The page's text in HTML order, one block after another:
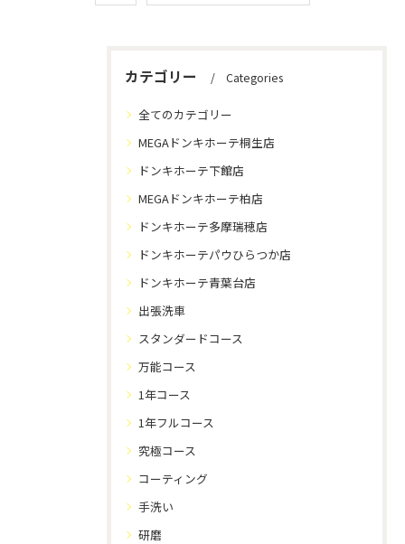
カテゴリー Categories
全てのカテゴリー
MEGAドンキホーテ桐生店
ドンキホーテ下館店
MEGAドンキホーテ柏店
ドンキホーテ多摩瑞穂店
ドンキホーテパウひらつか店
ドンキホーテ青葉台店
出張洗車
スタンダードコース
万能コース
1年コース
1年フルコース
究極コース
コーティング
手洗い
研磨